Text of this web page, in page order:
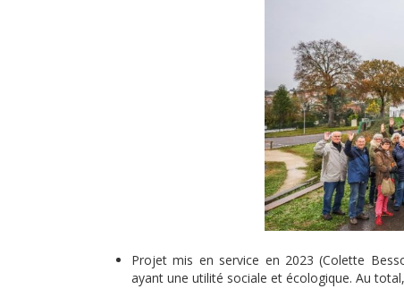
Projet mis en service en 2023 (Colette
ayant une utilité sociale et écologique. Au